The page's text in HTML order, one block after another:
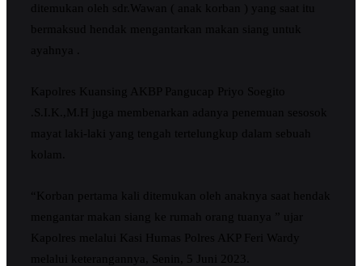
ditemukan oleh sdr.Wawan ( anak korban ) yang saat itu
bermaksud hendak mengantarkan makan siang untuk
ayahnya .
Kapolres Kuansing AKBP Pangucap Priyo Soegito
.S.I.K.,M.H juga membenarkan adanya penemuan sesosok
mayat laki-laki yang tengah tertelungkup dalam sebuah
kolam.
“Korban pertama kali ditemukan oleh anaknya saat hendak
mengantar makan siang ke rumah orang tuanya ” ujar
Kapolres melalui Kasi Humas Polres AKP Feri Wardy
melalui keterangannya, Senin, 5 Juni 2023.